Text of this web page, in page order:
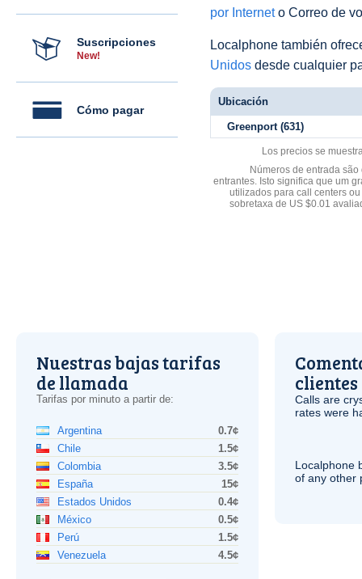
Suscripciones
New!
Cómo pagar
por Interneto Correo de
Localphone también
Unidos desde cualquier
Ubicación
Greenport (631)
Los precios se
Números de entrada
entrantes. Isto significa que um
utilizados para call centers
sobretaxa de US $0.01
Nuestras bajas tarifas
de llamada
Tarifas por minuto a partir de:
Argentina
0.7¢
Chile
1.5¢
Colombia
3.5¢
España
15¢
Estados Unidos
0.4¢
México
0.5¢
Perú
1.5¢
Venezuela
4.5¢
clientes
Calls are
rates were
Localphone
of any other